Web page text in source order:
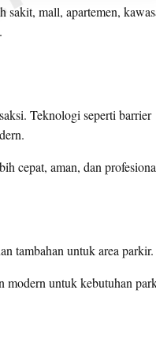
sakit, mall, apartemen,
Teknologi seperti barrier
cepat, aman, dan
tambahan untuk area parkir.
modern untuk kebutuhan